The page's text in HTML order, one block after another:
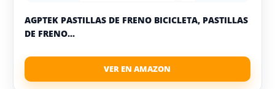
AGPTEK PASTILLAS DE FRENO BICICLETA, PASTILLAS
DE FRENO...